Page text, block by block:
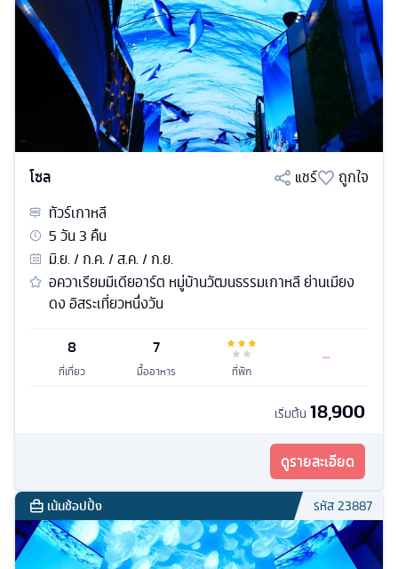
โซล แชร์
ถูกใจ
ทัวร์เกาหลี
5วัน3 คืน
มิ.ย. / ก.ค. / ส.ค. / ก.ย.
อควาเรียมมีเดียอาร์ต หมู่บ้านวัฒนธรรมเกาหลี ย่านเมียง
ดง อิสระเที่ยวหนึ่งวัน
8
ที่เที่ยว
7
มื้ออาหาร ที่พัก
เริ่มต้น 18,900
ดูรายละเอียด
เน้นช้อปปิ้ง รหัส23887